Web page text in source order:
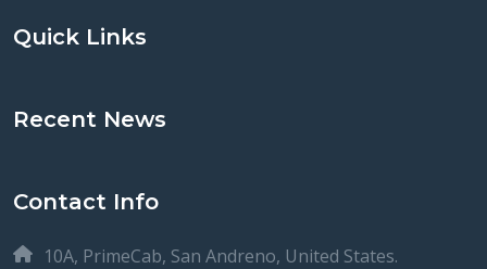
Quick Links
Recent News
Contact Info
10A, PrimeCab, San Andreno, United States.